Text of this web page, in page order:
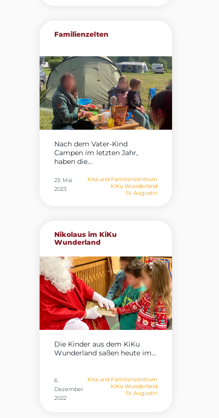
Familienzelten
Nach dem Vater-Kind
Campen im letzten Jahr,
haben die...
23. Mai
2023
Kita und Familienzentrum
KiKu Wunderland
St. Augustin
Nikolaus im KiKu
Wunderland
Die Kinder aus dem KiKu
Wunderland saßen heute im...
6.
Dezember
2022
Kita und Familienzentrum
KiKu Wunderland
St. Augustin